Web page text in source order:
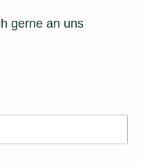
gerne an uns